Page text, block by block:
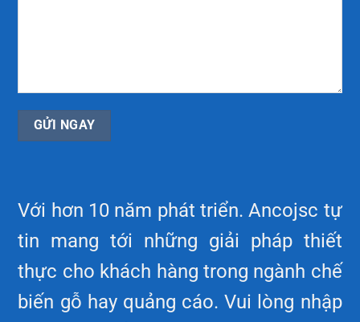
Với hơn 10 năm phát triển. Ancojsc tự
tin mang tới những giải pháp thiết
thực cho khách hàng trong ngành chế
biến gỗ hay quảng cáo. Vui lòng nhập